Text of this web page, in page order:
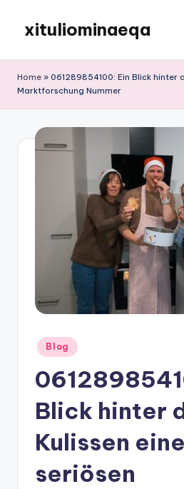
content
xituliominaeqa
Home » 061289854100: Ein Blick hinter
Marktforschung Nummer
Posted
in
Blog
Blick hinter
Kulissen
seriösen